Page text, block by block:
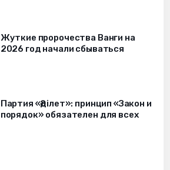
Жуткие пророчества Ванги на
2026 год начали сбываться
Партия «Әділет»: принцип «Закон и
порядок» обязателен для всех